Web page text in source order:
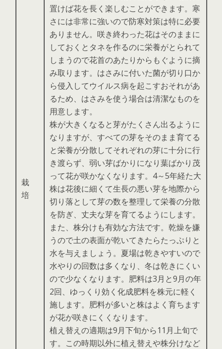
栽
培
置けば花を長く楽しむことができます。寒
さには非常に強いので防寒対策は特に必要
ありません。咲き終わった花はそのままに
しておくとタネを作るのに栄養がとられて
しまうので花首のあたりからもぐように摘
み取ります。はさみに付いた菌が切り口か
ら侵入してウイルス病を起こすおそれがあ
るため、はさみを使う場合は清潔なものを
用意します。
株が大きくなると芽がたくさん出るように
なりますが、すべての芽をそのまま育てる
と栄養が分散してそれぞれの芽に十分に行
き渡らず、弱い芽ばかりになり葉ばかり茂
って花が咲かなくなります。4～5年経た大
株は花後に細くて生長の悪い芽を地際から
切り落として芽の数を整理して栄養の分散
を防ぎ、丈夫な芽を育てるようにします。
また、株分けも有効な方法です。乾燥を嫌
うので土の表面が乾いてきたらたっぷりと
水を与えましょう。夏場は乾きやすいので
水やりの回数は多くなり、冬は乾きにくい
ので少なくなります。肥料は3月と9月の年
2回、ゆっくり効く化成肥料を株元に軽く
施します。肥料が多いと株はよく育ちます
が花が咲きにくくなります。
植え替えの適期は9月下旬から11月上旬で
す。この時期以外に植え替えや株分けなど